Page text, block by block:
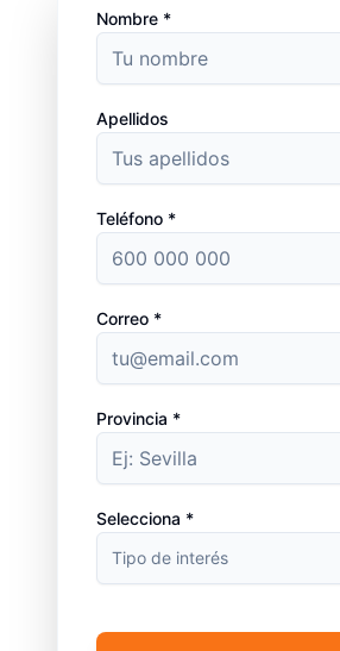
Nombre *
Apellidos
Teléfono *
Correo *
Provincia *
Selecciona *
Tipo de interés